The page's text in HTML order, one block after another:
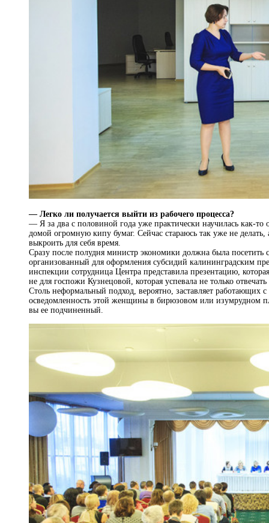
— Легко ли получается выйти из рабочего процесса?
— Я за два с половиной года уже практически научилась как-то
домой огромную кипу бумаг. Сейчас стараюсь так уже не
выкроить для себя время.
Сразу после полудня министр экономики должна была
организованный для оформления субсидий калининградским
инспекции сотрудница Центра представила презентацию,
не для госпожи Кузнецовой, которая успевала не только
Столь неформальный подход, вероятно, заставляет работающих
осведомленность этой женщины в бирюзовом или изумрудном
вы ее подчиненный.